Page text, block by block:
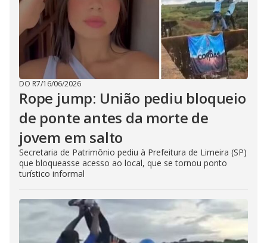
DO R7/16/06/2026
Rope jump: União pediu bloqueio
de ponte antes da morte de
jovem em salto
Secretaria de Patrimônio pediu à Prefeitura de Limeira (SP)
que bloqueasse acesso ao local, que se tornou ponto
turístico informal